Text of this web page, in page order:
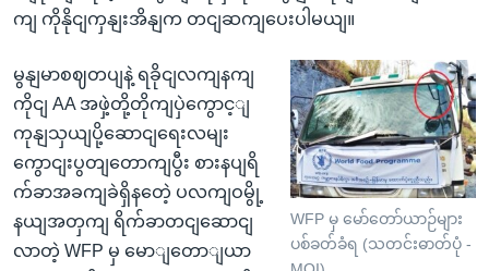
ကျ ကိုနိုငျကှနျးအိနျက တငျဆကျပေးပါမယျ။
WFP မှ မော်တော်ယာဉ်များ
ပစ်ခတ်ခံရ (သတင်းဓာတ်ပုံ -
မွနျမာစဈတပျနဲ့ ရခိုငျလကျနကျ
ကိုငျ AA အဖှဲ့တို့တိုကျပှဲကွောင့ျ
ကုနျသှယျပို့ဆောငျရေးလမျး
ကွောငျးပွတျတောကျပွီး စားနပျရိ
က်ခာအခကျခဲရှိနတေဲ့ ပလကျဝမွို့
နယျအတှကျ ရိက်ခာတငျဆောငျ
လာတဲ့ WFP မှ မောျတောျယာ